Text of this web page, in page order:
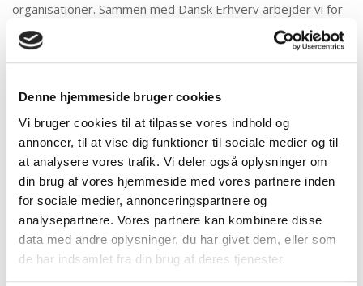
Denne hjemmeside bruger cookies
Vi bruger cookies til at tilpasse vores indhold og
annoncer, til at vise dig funktioner til sociale medier og til
at analysere vores trafik. Vi deler også oplysninger om
din brug af vores hjemmeside med vores partnere inden
for sociale medier, annonceringspartnere og
analysepartnere. Vores partnere kan kombinere disse
data med andre oplysninger, du har givet dem, eller som
de har indsamlet fra din brug af deres tjenester.
organisationer. Sammen med Dansk Erhverv arbejder vi for
at skabe værdi for vores medlemsvirksomheder.
Hvem er Dansk Erhverv?
Dansk Erhverv er erhvervsorganisation og
arbejdsgiverforening for fremtidens erhvervsliv.
Dansk Erhverv repræsenterer et bredt udsnit af
virksomheder og brancheforeninger.
Det er Dansk Erhvervs vision at være den mest
betydningsfulde politiske repræsentant og fortrukne
rådgiver for erhvervslivet.
Det er Dansk Erhvervs mission at skabe
konkurrencekraft for medlemmerne i en globaliseret
økonomi.